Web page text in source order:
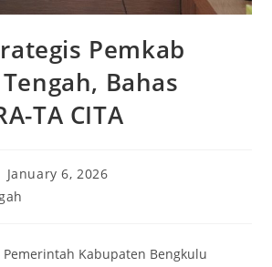
Pemkab
Bahas
TA CITA
January 6, 2026
Pemerintah Kabupaten Bengkulu